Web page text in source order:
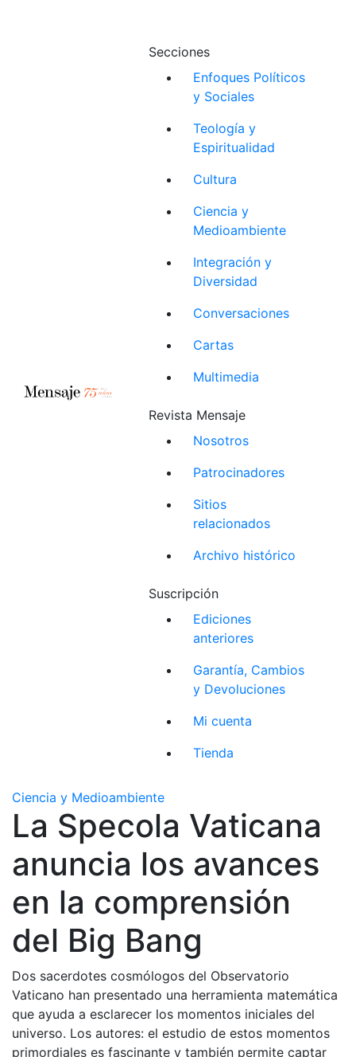
Secciones
Enfoques Políticos
y Sociales
Teología y
Espiritualidad
Cultura
Ciencia y
Medioambiente
Integración y
Diversidad
Conversaciones
Cartas
Multimedia
Revista Mensaje
Nosotros
Patrocinadores
Sitios
relacionados
Archivo histórico
Suscripción
Ediciones
anteriores
Garantía, Cambios
y Devoluciones
Mi cuenta
Tienda
Ciencia y Medioambiente
La Specola Vaticana
anuncia los avances
en la comprensión
del Big Bang
Dos sacerdotes cosmólogos del Observatorio
Vaticano han presentado una herramienta matemática
que ayuda a esclarecer los momentos iniciales del
universo. Los autores: el estudio de estos momentos
primordiales es fascinante y también permite captar